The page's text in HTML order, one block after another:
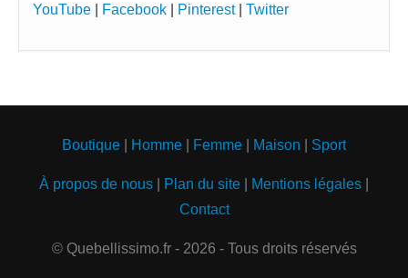
YouTube Facebook Pinterest| Twitter
Boutique Homme Femme Maison Sport
À propos de nous Plan du site Mentions légales
Contact
© Quebellissimo.fr - 2026 - Tous droits réservés